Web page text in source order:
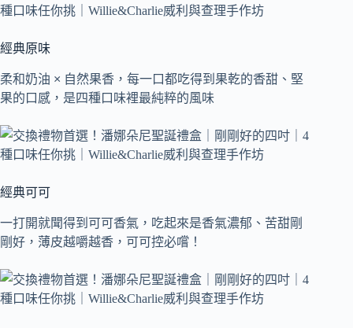
經典原味
柔和奶油 × 自然果香，每一口都吃得到果乾的香甜、堅
果的口感，是四種口味裡最純粹的風味
經典可可
一打開就聞得到可可香氣，吃起來是香氣濃郁、苦甜剛
剛好，薄皮越嚼越香，可可控必嚐！